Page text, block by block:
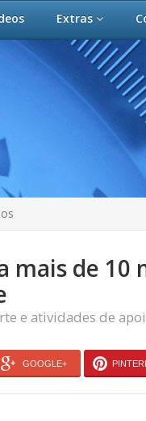
Extras
mais de 10
e atividades de
GOOGLE+